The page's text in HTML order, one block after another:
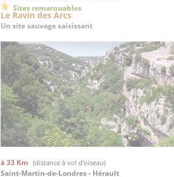
Sites remarquables
Le Ravin des Arcs
Un site sauvage saisissant
à 33 Km (distance à vol d'oiseau)
Saint-Martin-de-Londres - Hérault